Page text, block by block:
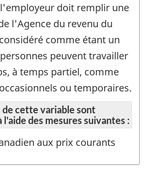
doit remplir une
l'Agence du revenu du
comme étant un
peuvent travailler
à temps partiel, comme
ou temporaires.
de cette variable sont
l'aide des mesures suivantes :
aux prix courants